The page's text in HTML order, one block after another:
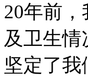
20年前
及卫生
坚定了